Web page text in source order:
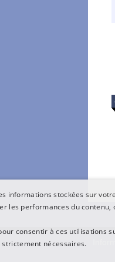
informations stockées sur
les performances du
consentir à ces utilisations
strictement nécessaires.